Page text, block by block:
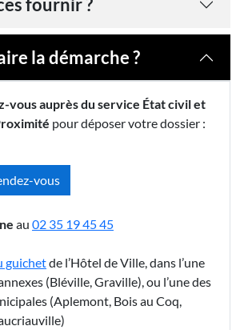
fournir ?
la démarche ?
vous auprès du service État civil et
pour déposer votre dossier :
vous
au 02 35 19 45 45
guichetde l’Hôtel de Ville, dans l’une
(Bléville, Graville), ou l’une des
(Aplemont, Bois au Coq,